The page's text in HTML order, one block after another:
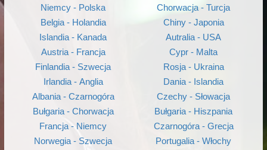
Niemcy - Polska
Belgia - Holandia
Islandia - Kanada
Austria - Francja
Finlandia - Szwecja
Irlandia - Anglia
Albania - Czarnogóra
Bułgaria - Chorwacja
Francja - Niemcy
Norwegia - Szwecja
Chorwacja - Turcja
Chiny - Japonia
Autralia - USA
Cypr - Malta
Rosja - Ukraina
Dania - Islandia
Czechy - Słowacja
Bułgaria - Hiszpania
Czarnogóra - Grecja
Portugalia - Włochy